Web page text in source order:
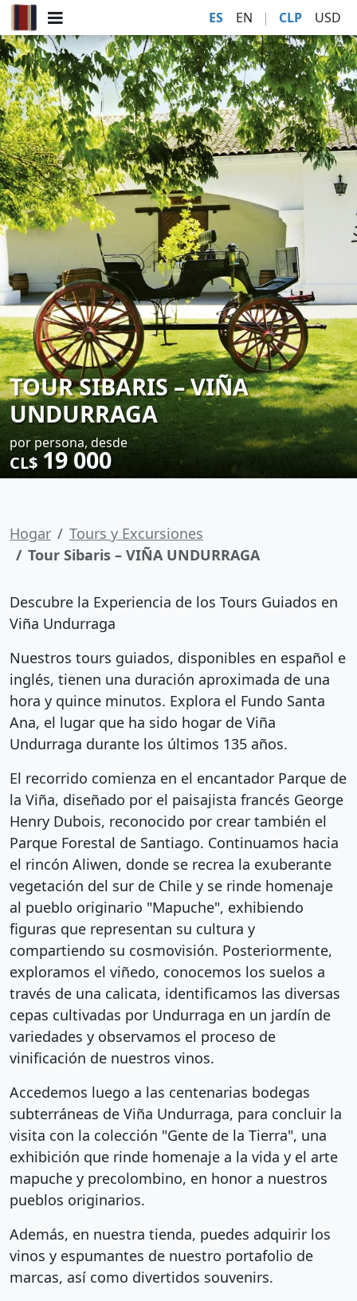
ES EN | CLP USD
TOUR SIBARIS – VIÑA
UNDURRAGA
por persona, desde
CL$19 000
Hogar
Tours y Excursiones
Tour Sibaris – VIÑA UNDURRAGA
Descubre la Experiencia de los Tours Guiados en
Viña Undurraga
Nuestros tours guiados, disponibles en español e
inglés, tienen una duración aproximada de una
hora y quince minutos. Explora el Fundo Santa
Ana, el lugar que ha sido hogar de Viña
Undurraga durante los últimos 135 años.
El recorrido comienza en el encantador Parque de
la Viña, diseñado por el paisajista francés George
Henry Dubois, reconocido por crear también el
Parque Forestal de Santiago. Continuamos hacia
el rincón Aliwen, donde se recrea la exuberante
vegetación del sur de Chile y se rinde homenaje
al pueblo originario "Mapuche", exhibiendo
figuras que representan su cultura y
compartiendo su cosmovisión. Posteriormente,
exploramos el viñedo, conocemos los suelos a
través de una calicata, identificamos las diversas
cepas cultivadas por Undurraga en un jardín de
variedades y observamos el proceso de
vinificación de nuestros vinos.
Accedemos luego a las centenarias bodegas
subterráneas de Viña Undurraga, para concluir la
visita con la colección "Gente de la Tierra", una
exhibición que rinde homenaje a la vida y el arte
mapuche y precolombino, en honor a nuestros
pueblos originarios.
Además, en nuestra tienda, puedes adquirir los
vinos y espumantes de nuestro portafolio de
marcas, así como divertidos souvenirs.